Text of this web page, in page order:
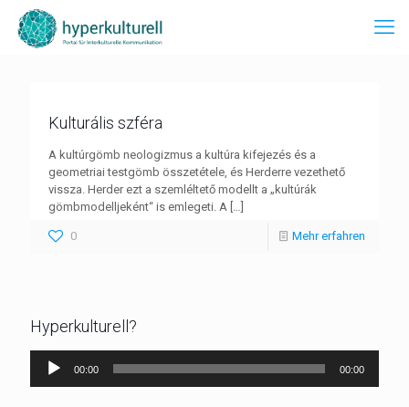
Kulturális szféra
A kultúrgömb neologizmus a kultúra kifejezés és a
geometriai testgömb összetétele, és Herderre vezethető
vissza. Herder ezt a szemléltető modellt a „kultúrák
gömbmodelljeként“ is emlegeti. A […]
0 Mehr erfahren
Hyperkulturell?
Audio-
Player
00:00 00:00